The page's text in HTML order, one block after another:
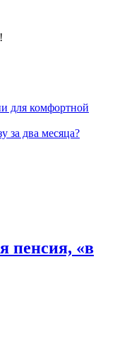
для комфортной
за два месяца?
пенсия, «в